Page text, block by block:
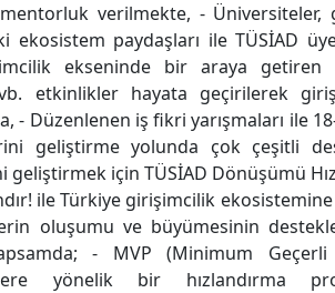
verilmekte, - Üniversiteler,
ekosistem paydaşları ile TÜSİAD
ekseninde bir araya getiren
etkinlikler hayata geçirilerek
- Düzenlenen iş fikri yarışmaları ile
geliştirme yolunda çok çeşitli
geliştirmek için TÜSİAD Dönüşümü
ile Türkiye girişimcilik
oluşumu ve büyümesinin
- MVP (Minimum
yönelik bir hızlandırma